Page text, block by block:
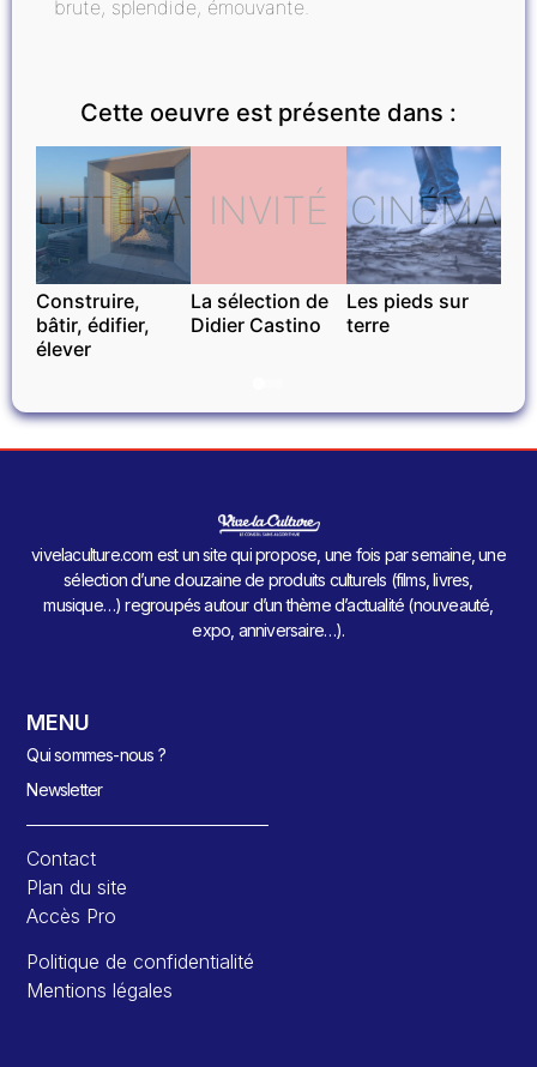
brute, splendide, émouvante.
Cette oeuvre est présente dans :
LITTÉRATURE
Construire,
bâtir, édifier,
élever
INVITÉ
La sélection de
Didier Castino
CINÉMA
Les pieds sur
terre
vivelaculture.com est un site qui propose, une fois par semaine, une
sélection d’une douzaine de produits culturels (films, livres,
musique…) regroupés autour d’un thème d’actualité (nouveauté,
expo, anniversaire…).
MENU
Qui sommes-nous ?
Newsletter
Contact
Plan du site
Accès Pro
Politique de confidentialité
Mentions légales